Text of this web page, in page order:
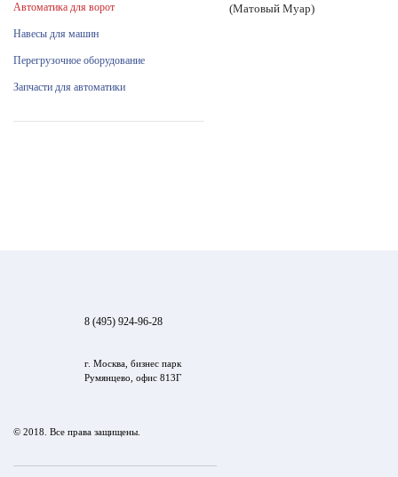
Автоматика для ворот
Навесы для машин
Перегрузочное оборудование
Запчасти для автоматики
(Матовый Муар)
8 (495) 924-96-28
г. Москва, бизнес парк
Румянцево, офис 813Г
© 2018. Все права защищены.